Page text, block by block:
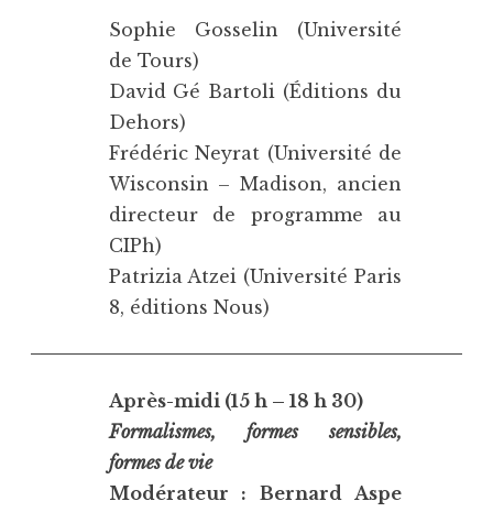
Sophie Gosselin (Université
de Tours)
David Gé Bartoli (Éditions du
Dehors)
Frédéric Neyrat (Université de
Wisconsin – Madison, ancien
directeur de programme au
CIPh)
Patrizia Atzei (Université Paris
8, éditions Nous)
Après-midi (15 h – 18 h 30)
Formalismes, formes sensibles,
formes de vie
Modérateur : Bernard Aspe